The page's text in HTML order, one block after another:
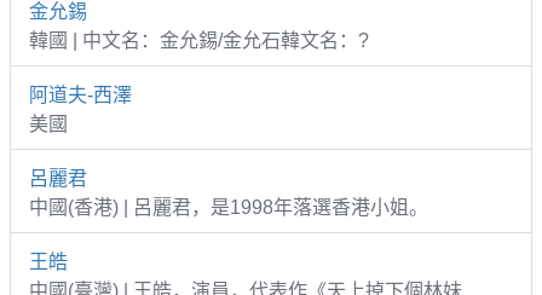
金允錫
韓國 | 中文名：金允錫/金允石韓文名：?
阿道夫-西澤
美國
呂麗君
中國(香港) | 呂麗君，是1998年落選香港小姐。
王皓
中國(臺灣) | 王皓，演員，代表作《天上掉下個林妹